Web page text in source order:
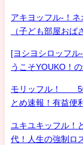
アキヨッフル-！ネ
（子ども部屋おば
[ヨシヨシロッフ
うこそYOUKO！
モリッフル！ 50
とめ速報！有益
ユキユキッフル！
代！人生の強制ロ